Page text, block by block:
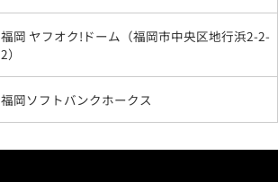
福岡 ヤフオク!ドーム（福岡市中央区地行浜2-2-
2）
福岡ソフトバンクホークス